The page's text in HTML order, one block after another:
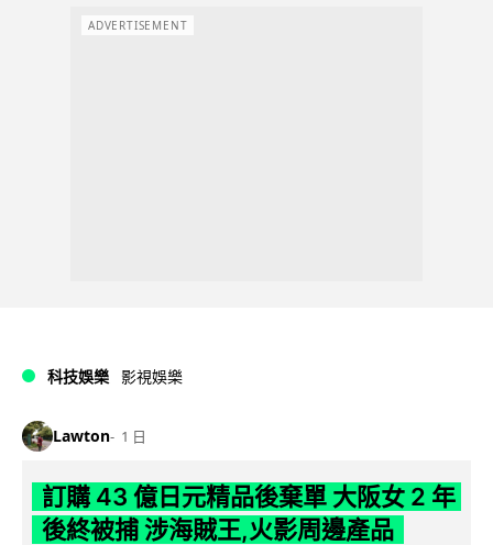
ADVERTISEMENT
科技娛樂 影視娛樂
Lawton 1 日
訂購 43 億日元精品後棄單 大阪女 2 年
後終被捕 涉海賊王,火影周邊產品